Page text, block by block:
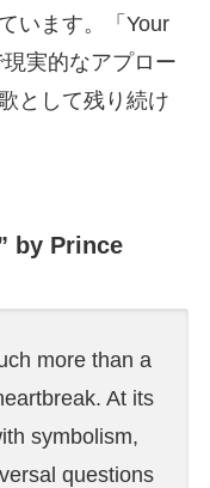
います。「Your
実的なアプロー
として残り続け
by Prince
more than a
At its
symbolism,
questions